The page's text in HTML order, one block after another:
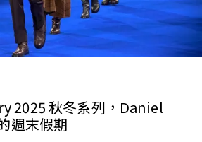
2025 秋冬系列，Daniel
週末假期